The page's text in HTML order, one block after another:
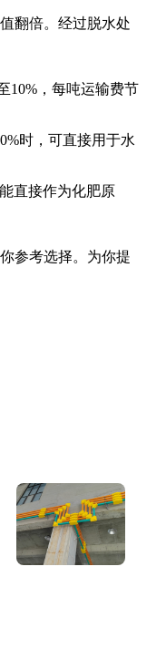
翻倍。经过脱水处
10%，每吨运输费节
时，可直接用于水
直接作为化肥原
参考选择。为你提